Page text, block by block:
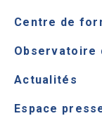
Centre de
Observatoire
Actualités
Espace